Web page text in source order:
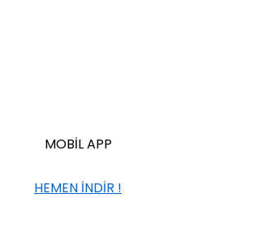
MOBİL APP
HEMEN İNDİR !